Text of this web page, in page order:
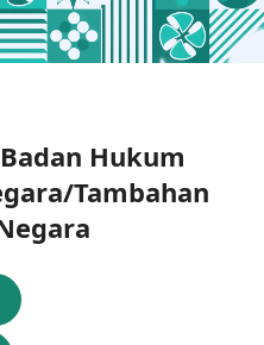
Hukum
Tambahan